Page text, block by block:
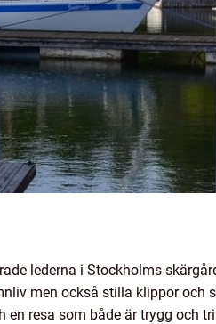
lederna i Stockholms
men också stilla klippor och
resa som både är trygg och